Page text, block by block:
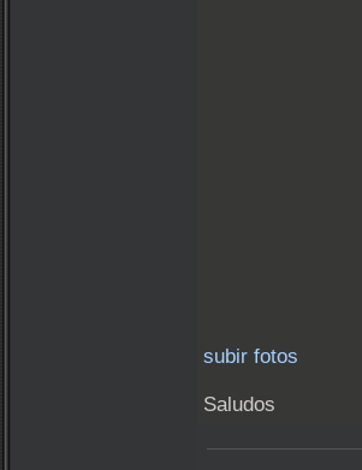
subir fotos
Saludos